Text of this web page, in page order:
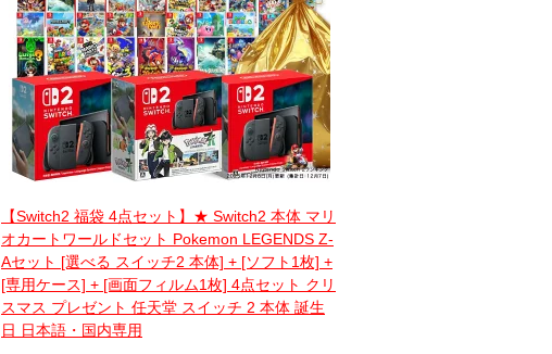
【Switch2 福袋 4点セット】★ Switch2 本体 マリ
オカートワールドセット Pokemon LEGENDS Z-
Aセット [選べる スイッチ2 本体] + [ソフト1枚] +
[専用ケース] + [画面フィルム1枚] 4点セット クリ
スマス プレゼント 任天堂 スイッチ 2 本体 誕生
日 日本語・国内専用